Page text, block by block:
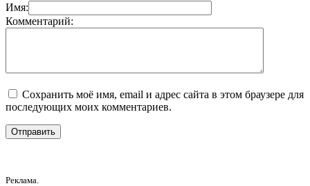
Имя:
Комментарий:
Сохранить моё имя, email и адрес сайта в этом браузере для
последующих моих комментариев.
Реклама.